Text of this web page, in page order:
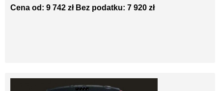
Cena od: 9 742 zł Bez podatku: 7 920 zł